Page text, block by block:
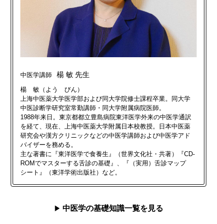
中医学講師 楊 敏 先生
楊 敏（よう びん）
上海中医薬大学医学部および同大学院修士課程卒業。同大学
中医診断学研究室常勤講師・同大学附属病院医師。
1988年来日。東京都都立豊島病院東洋医学外来の中医学通訳
を経て、現在、上海中医薬大学附属日本校教授。日本中医薬
研究会や漢方クリニックなどの中医学講師および中医学アド
バイザーを務める。
主な著書に『東洋医学で食養生』（世界文化社・共著）『CD-
ROMでマスターする舌診の基礎』、『（実用）舌診マップ
シート』（東洋学術出版社）など。
中医学の基礎知識一覧を見る